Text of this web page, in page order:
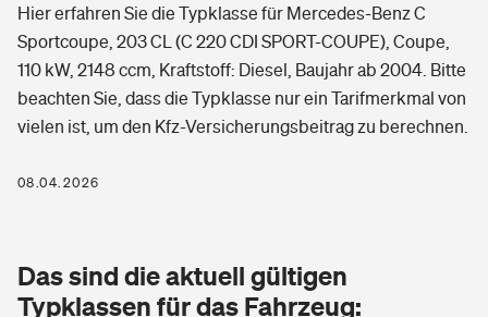
Arbeitsrechtsschutz
Berufshaftpflichtversicherung
Rentenrechner: Wie viel Geld bekomme ich im Alter?
Hausratversicherung
Elementarversicherung
Photovoltaik
Wärmepumpen versichern
Vermieterrrechtsschutz
Pri­vate Haft­pflicht­
Rechts­schutz­ver­si­che­rung
Kinderunfall­ver­si­che­rung
Gesundheit
Private Krankenversicherung
Tierkrankenversicherung
Hier erfahren Sie die Typklasse für Mercedes-Benz C
Sportcoupe, 203 CL (C 220 CDI SPORT-COUPE), Coupe,
110 kW, 2148 ccm, Kraftstoff: Diesel, Baujahr ab 2004. Bitte
beachten Sie, dass die Typklasse nur ein Tarifmerkmal von
vielen ist, um den Kfz-Versicherungsbeitrag zu berechnen.
08.04.2026
Das sind die aktuell gültigen
Typklassen für das Fahrzeug: